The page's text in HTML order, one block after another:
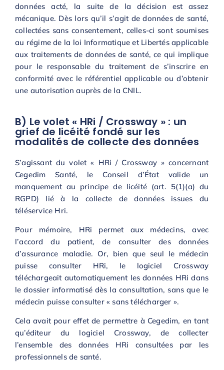
données acté, la suite de la décision est assez
mécanique. Dès lors qu’il s’agit de données de santé,
collectées sans consentement, celles-ci sont soumises
au régime de la loi Informatique et Libertés applicable
aux traitements de données de santé, ce qui implique
pour le responsable du traitement de s’inscrire en
conformité avec le référentiel applicable ou d’obtenir
une autorisation auprès de la CNIL.
B) Le volet « HRi / Crossway » : un
grief de licéité fondé sur les
modalités de collecte des données
S’agissant du volet « HRi / Crossway » concernant
Cegedim Santé, le Conseil d’État valide un
manquement au principe de licéité (art. 5(1)(a) du
RGPD) lié à la collecte de données issues du
téléservice Hri.
Pour mémoire, HRi permet aux médecins, avec
l’accord du patient, de consulter des données
d’assurance maladie. Or, bien que seul le médecin
puisse consulter HRi, le logiciel Crossway
téléchargeait automatiquement les données HRi dans
le dossier informatisé dès la consultation, sans que le
médecin puisse consulter « sans télécharger ».
Cela avait pour effet de permettre à Cegedim, en tant
qu’éditeur du logiciel Crossway, de collecter
l’ensemble des données HRi consultées par les
professionnels de santé.